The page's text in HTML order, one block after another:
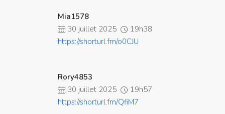
Mia1578
30 juillet 2025
19h38
https://shorturl.fm/o0CJU
Rory4853
30 juillet 2025
19h57
https://shorturl.fm/QfiM7